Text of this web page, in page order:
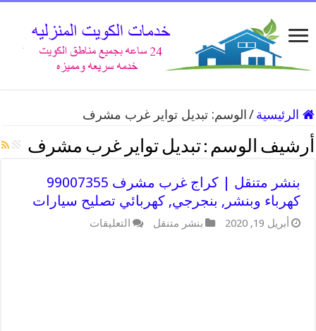
الرئيسية / الوسم:تبديل تواير غرب مشرف
أرشيف الوسم :تبديل تواير غرب مشرف
بنشر متنقل | كراج غرب مشرف 99007355
كهرباء وبنشر, بنجرجي, كهربائي تصليح سيارات
أبريل 19, 2020 بنشر متنقل التعليقات